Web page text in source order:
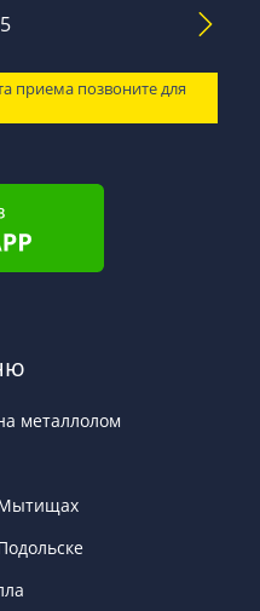
приема позвоните для
металлолом